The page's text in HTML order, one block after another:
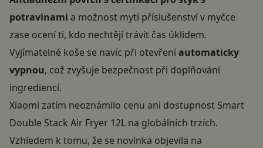
potravinami a možnost mytí příslušenství v myčce
zase ocení ti, kdo nechtějí trávit čas úklidem.
Vyjímatelné koše se navíc při otevřeníautomaticky
vypnou, což zvyšuje bezpečnost při doplňování
ingrediencí.
Xiaomi zatím neoznámilo cenu ani dostupnost Smart
Double Stack Air Fryer 12L na globálních trzích.
Vzhledem k tomu, že se novinka objevila na